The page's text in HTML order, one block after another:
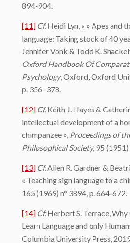
894-904.
[11] Cf.Heidi Lyn, « » Apes and
language: Taking stock of 40
Jennifer Vonk & Todd K.
Oxford Handbook Of
Psychology, Oxford, Oxford
p. 356–378.
[12] Cf.Keith J. Hayes &
intellectual development of a
chimpanzee », Proceedings of
Philosophical Society, 95 (1951)
[13] Cf.Allen R. Gardner &
« Teaching sign language to a
165 (1969) n° 3894, p. 664-672.
[14] Cf.Herbert S. Terrace, Why
Learn Language and only
Columbia University Press,